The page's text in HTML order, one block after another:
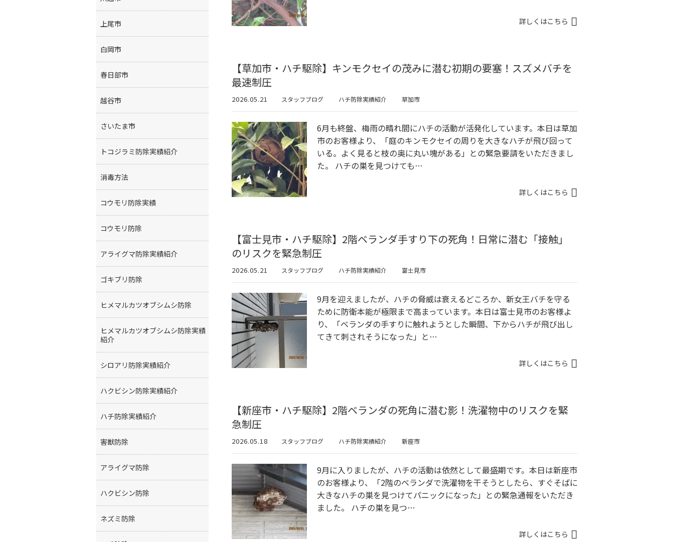
詳しくはこちら
【草加市・ハチ駆除】キンモクセイの茂みに潜む初期の要塞！スズメバチを
最速制圧
2026.05.21 スタッフブログ ハチ防除実績紹介 草加市
6月も終盤、梅雨の晴れ間にハチの活動が活発化しています。本日は草加
市のお客様より、「庭のキンモクセイの周りを大きなハチが飛び回って
いる。よく見ると枝の奥に丸い塊がある」との緊急要請をいただきまし
た。 ハチの巣を見つけても…
詳しくはこちら
【富士見市・ハチ駆除】2階ベランダ手すり下の死角！日常に潜む「接触」
のリスクを緊急制圧
2026.05.21 スタッフブログ ハチ防除実績紹介 富士見市
9月を迎えましたが、ハチの脅威は衰えるどころか、新女王バチを守る
ために防衛本能が極限まで高まっています。本日は富士見市のお客様よ
り、「ベランダの手すりに触れようとした瞬間、下からハチが飛び出し
てきて刺されそうになった」と…
詳しくはこちら
【新座市・ハチ駆除】2階ベランダの死角に潜む影！洗濯物中のリスクを緊
急制圧
2026.05.18 スタッフブログ ハチ防除実績紹介 新座市
9月に入りましたが、ハチの活動は依然として最盛期です。本日は新座市
のお客様より、「2階のベランダで洗濯物を干そうとしたら、すぐそばに
大きなハチの巣を見つけてパニックになった」との緊急通報をいただき
ました。 ハチの巣を見つ…
詳しくはこちら
上尾市
白岡市
春日部市
越谷市
さいたま市
トコジラミ防除実績紹介
消毒方法
コウモリ防除実績
コウモリ防除
アライグマ防除実績紹介
ゴキブリ防除
ヒメマルカツオブシムシ防除
ヒメマルカツオブシムシ防除実績
紹介
シロアリ防除実績紹介
ハクビシン防除実績紹介
ハチ防除実績紹介
害獣防除
アライグマ防除
ハクビシン防除
ネズミ防除